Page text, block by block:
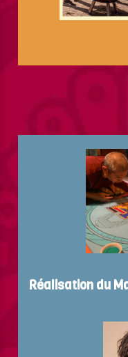
Réalisation du